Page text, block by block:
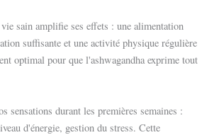
sain amplifie ses effets : une alimentation
suffisante et une activité physique régulière
optimal pour que l'ashwagandha exprime tout
sensations durant les premières semaines :
d'énergie, gestion du stress. Cette